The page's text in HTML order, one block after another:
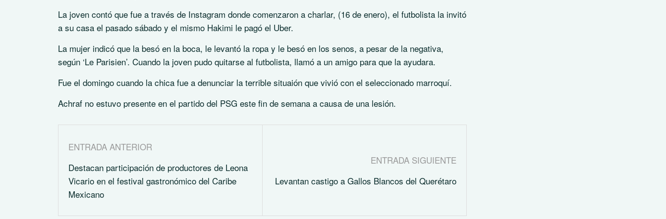
La joven contó que fue a través de Instagram donde comenzaron a charlar, (16 de enero), el futbolista la invitó
a su casa el pasado sábado y el mismo Hakimi le pagó el Uber.
La mujer indicó que la besó en la boca, le levantó la ropa y le besó en los senos, a pesar de la negativa,
según ‘Le Parisien’. Cuando la joven pudo quitarse al futbolista, llamó a un amigo para que la ayudara.
Fue el domingo cuando la chica fue a denunciar la terrible situaión que vivió con el seleccionado marroquí.
Achraf no estuvo presente en el partido del PSG este fin de semana a causa de una lesión.
ENTRADA ANTERIOR
Destacan participación de productores de Leona
Vicario en el festival gastronómico del Caribe
Mexicano
ENTRADA SIGUIENTE
Levantan castigo a Gallos Blancos del Querétaro